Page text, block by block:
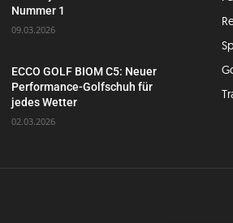
Nummer 1
09.03.2026
ECCO GOLF BIOM C5: Neuer
Performance-Golfschuh für
jedes Wetter
02.03.2026